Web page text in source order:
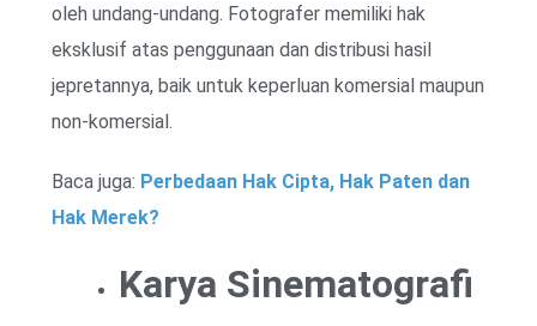
oleh undang-undang. Fotografer memiliki hak
eksklusif atas penggunaan dan distribusi hasil
jepretannya, baik untuk keperluan komersial maupun
non-komersial.
Baca juga: Perbedaan Hak Cipta, Hak Paten dan
Hak Merek?
Karya Sinematografi